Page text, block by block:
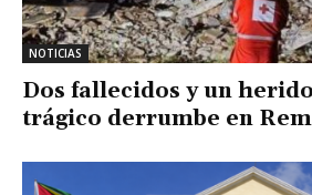
NOTICIAS
Dos fallecidos y un
trágico derrumbe en